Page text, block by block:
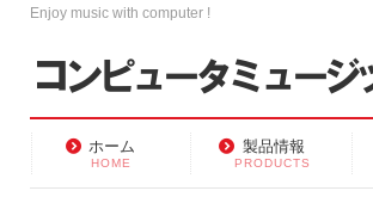
Enjoy music with computer !
ホーム
HOME
製品情報
PRODUCTS